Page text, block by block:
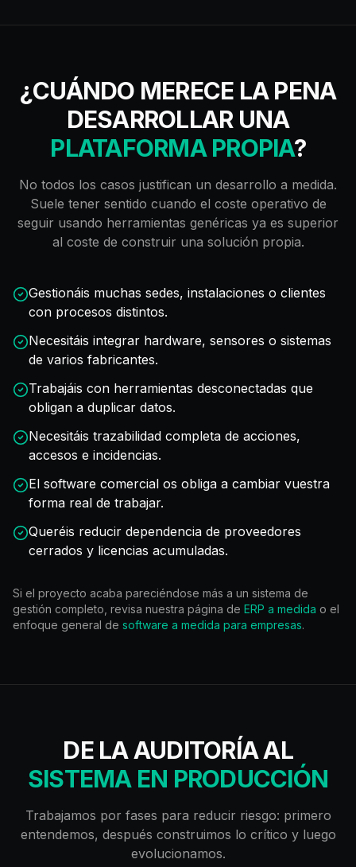
¿CUÁNDO MERECE LA PENA
DESARROLLAR UNA
PLATAFORMA PROPIA?
No todos los casos justifican un desarrollo a medida.
Suele tener sentido cuando el coste operativo de
seguir usando herramientas genéricas ya es superior
al coste de construir una solución propia.
Gestionáis muchas sedes, instalaciones o clientes
con procesos distintos.
Necesitáis integrar hardware, sensores o sistemas
de varios fabricantes.
Trabajáis con herramientas desconectadas que
obligan a duplicar datos.
Necesitáis trazabilidad completa de acciones,
accesos e incidencias.
El software comercial os obliga a cambiar vuestra
forma real de trabajar.
Queréis reducir dependencia de proveedores
cerrados y licencias acumuladas.
Si el proyecto acaba pareciéndose más a un sistema de
gestión completo, revisa nuestra página de ERP a medida o el
enfoque general de software a medida para empresas.
DE LA AUDITORÍA AL
SISTEMA EN PRODUCCIÓN
Trabajamos por fases para reducir riesgo: primero
entendemos, después construimos lo crítico y luego
evolucionamos.